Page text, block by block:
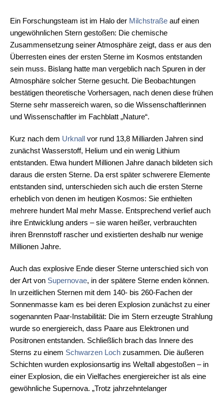
Ein Forschungsteam ist im Halo der Milchstraße auf einen
ungewöhnlichen Stern gestoßen: Die chemische
Zusammensetzung seiner Atmosphäre zeigt, dass er aus den
Überresten eines der ersten Sterne im Kosmos entstanden
sein muss. Bislang hatte man vergeblich nach Spuren in der
Atmosphäre solcher Sterne gesucht. Die Beobachtungen
bestätigen theoretische Vorhersagen, nach denen diese frühen
Sterne sehr massereich waren, so die Wissenschaftlerinnen
und Wissenschaftler im Fachblatt „Nature“.
Kurz nach dem Urknall vor rund 13,8 Milliarden Jahren sind
zunächst Wasserstoff, Helium und ein wenig Lithium
entstanden. Etwa hundert Millionen Jahre danach bildeten sich
daraus die ersten Sterne. Da erst später schwerere Elemente
entstanden sind, unterschieden sich auch die ersten Sterne
erheblich von denen im heutigen Kosmos: Sie enthielten
mehrere hundert Mal mehr Masse. Entsprechend verlief auch
ihre Entwicklung anders – sie waren heißer, verbrauchten
ihren Brennstoff rascher und existierten deshalb nur wenige
Millionen Jahre.
Auch das explosive Ende dieser Sterne unterschied sich von
der Art von Supernovae, in der spätere Sterne enden können.
In urzeitlichen Sternen mit dem 140- bis 260-Fachen der
Sonnenmasse kam es bei deren Explosion zunächst zu einer
sogenannten Paar-Instabilität: Die im Stern erzeugte Strahlung
wurde so energiereich, dass Paare aus Elektronen und
Positronen entstanden. Schließlich brach das Innere des
Sterns zu einem Schwarzen Loch zusammen. Die äußeren
Schichten wurden explosionsartig ins Weltall abgestoßen – in
einer Explosion, die ein Vielfaches energiereicher ist als eine
gewöhnliche Supernova. „Trotz jahrzehntelanger